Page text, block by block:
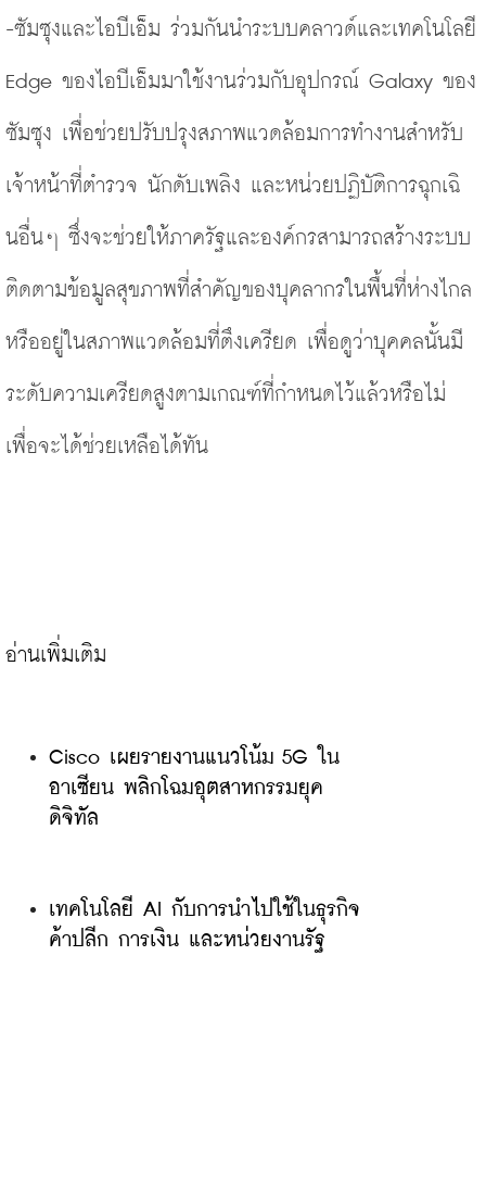
-ซัมซุงและไอบีเอ็ม ร่วมกันนำระบบคลาวด์และเทคโนโลยี
Edge ของไอบีเอ็มมาใช้งานร่วมกับอุปกรณ์ Galaxy ของ
ซัมซุง เพื่อช่วยปรับปรุงสภาพแวดล้อมการทำงานสำหรับ
เจ้าหน้าที่ตำรวจ นักดับเพลิง และหน่วยปฏิบัติการฉุกเฉิ
นอื่นๆ ซึ่งจะช่วยให้ภาครัฐและองค์กรสามารถสร้างระบบ
ติดตามข้อมูลสุขภาพที่สำคัญของบุคลากรในพื้นที่ห่างไกล
หรืออยู่ในสภาพแวดล้อมที่ตึงเครียด เพื่อดูว่าบุคคลนั้นมี
ระดับความเครียดสูงตามเกณฑ์ที่กำหนดไว้แล้วหรือไม่
เพื่อจะได้ช่วยเหลือได้ทัน
Cisco เผยรายงานแนวโน้ม 5G ใน
อาเซียน พลิกโฉมอุตสาหกรรมยุค
ดิจิทัล
เทคโนโลยี AI กับการนำไปใช้ในธุรกิจ
ค้าปลีก การเงิน และหน่วยงานรัฐ